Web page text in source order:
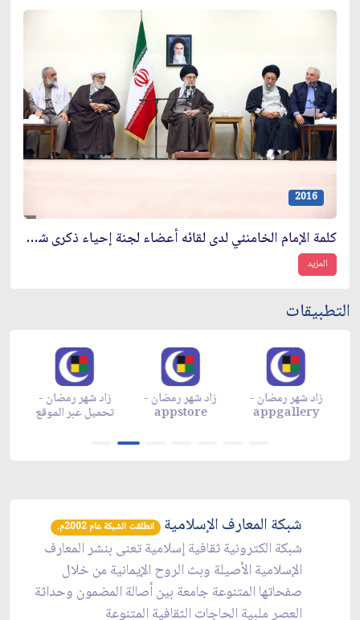
2016
كلمة الإمام الخامنئي لدى لقائه أعضاء لجنة إحياء ذكرى شهداء محافظة كلستان
المزيد
التطبيقات
زاد شهر رمضان -
تحميل عبر الموقع
زاد شهر رمضان -
appstore
زاد شهر رمضان -
appgallery
شبكة المعارف الإسلامية انطلقت الشبكة عام 2002م.
شبكة الكترونية ثقافية إسلامية تعنى بنشر المعارف
الإسلامية الأصيلة وبث الروح الإيمانية من خلال
صفحاتها المتنوعة جامعة بين أصالة المضمون وحداثة
العصر ملبية الحاجات الثقافية المتنوعة